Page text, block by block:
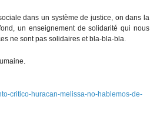
dans un système de justice, on dans la
un enseignement de solidarité qui nous
ne sont pas solidaires et bla-bla-bla.
critico-huracan-melissa-no-hablemos-de-